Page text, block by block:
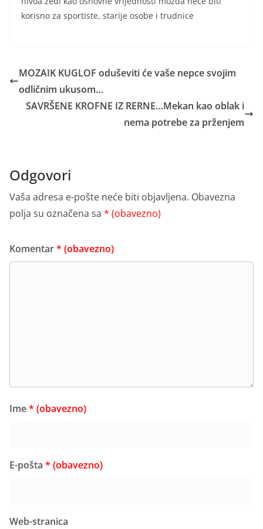
korisno za sportiste, starije osobe i trudnice
MOZAIK KUGLOF oduševiti će vaše nepce svojim
odličnim ukusom…
SAVRŠENE KROFNE IZ RERNE…Mekan kao oblak i
nema potrebe za prženjem
Odgovori
Vaša adresa e-pošte neće biti objavljena. Obavezna
polja su označena sa * (obavezno)
Komentar* (obavezno)
Ime* (obavezno)
E-pošta * (obavezno)
Web-stranica